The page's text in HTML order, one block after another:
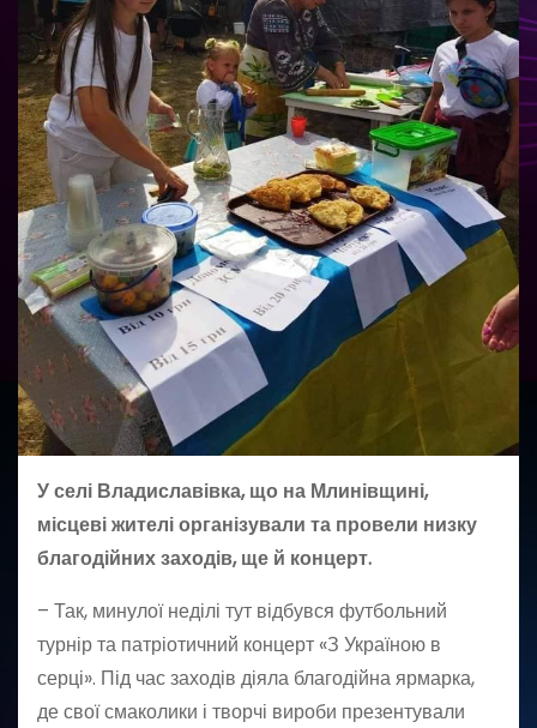
У селі Владиславівка, що на Млинівщині,
місцеві жителі організували та провели низку
благодійних заходів, ще й концерт.
– Так, минулої неділі тут відбувся футбольний
турнір та патріотичний концерт «З Україною в
серці». Під час заходів діяла благодійна ярмарка,
де свої смаколики і творчі вироби презентували